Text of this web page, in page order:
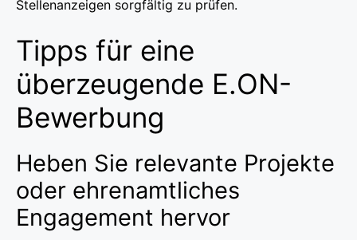
Stellenanzeigen sorgfältig zu prüfen.
Tipps für eine
überzeugende E.ON-
Bewerbung
Heben Sie relevante Projekte
oder ehrenamtliches
Engagement hervor